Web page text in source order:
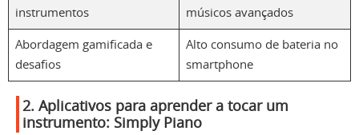
instrumentos
músicos avançados
Abordagem gamificada e
desafios
Alto consumo de bateria no
smartphone
2. Aplicativos para aprender a tocar um
instrumento: Simply Piano